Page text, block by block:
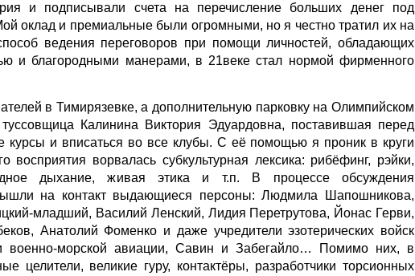
и подписывали счета на перечисление больших денег под
оклад и премиальные были огромными, но я честно тратил их на
ведения переговоров при помощи личностей, обладающих
и благородными манерами, в 21веке стал нормой фирменного
в Тимирязевке, а дополнительную парковку на Олимпийском
Калинина Виктория Эдуардовна, поставившая перед
курсы и вписаться во все клубы. С её помощью я проник в круги
ворвалась субкультурная лексика: рибёфинг, рэйки,
дыхание, живая этика и т.п. В процессе обсуждения
на контакт выдающиеся персоны: Людмила Шапошникова,
младший, Василий Ленский, Лидия Перетрутова, Йонас Герви,
Анатолий Фоменко и даже учредители эзотерических войск
военно-морской авиации, Савин и Забегайло… Помимо них, в
целители, великие гуру, контактёры, разработчики торсионных